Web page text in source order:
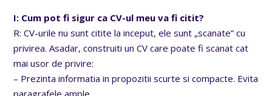
I: Cum pot fi sigur ca CV-ul meu va fi citit?
R: CV-urile nu sunt citite la inceput, ele sunt „scanate” cu
privirea. Asadar, construiti un CV care poate fi scanat cat
mai usor de privire:
– Prezinta informatia in propozitii scurte si compacte. Evita
paragrafele ample.